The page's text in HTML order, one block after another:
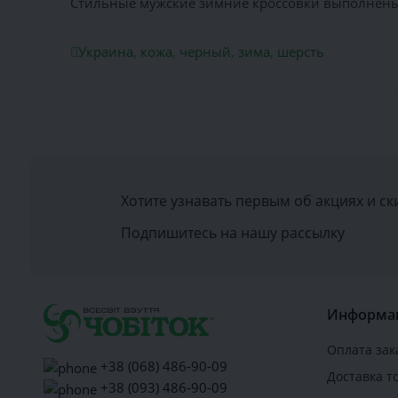
Украина, кожа, черный, зима, шерсть
Хотите узнавать первым об акциях и
Подпишитесь на нашу рассылку
+38 (068) 486-90-09
+38 (093) 486-90-09
Оплата
Доставка